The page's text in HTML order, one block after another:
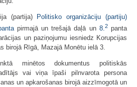
(partija) Politisko organizāciju (partiju)
pirmajā un trešajā daļā un 8. 2panta
un paziņojumu iesniedz Korupcijas
birojā Rīgā, Mazajā Monētu ielā 3.
minētos dokumentus politiskās
vai viņa īpaši pilnvarota persona
un apkarošanas birojā aizzīmogotā un